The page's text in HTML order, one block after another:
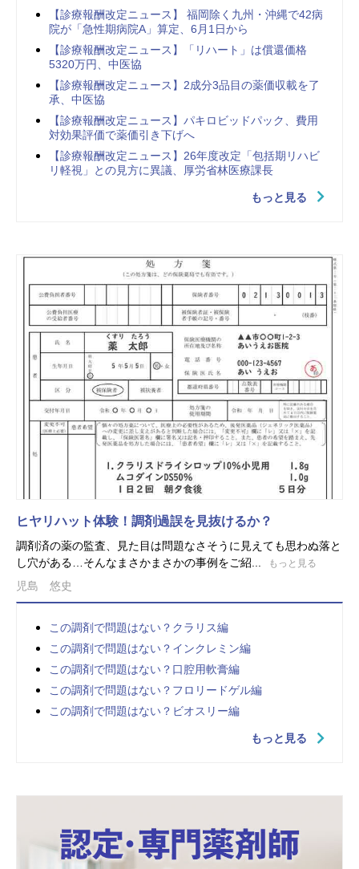
【診療報酬改定ニュース】 福岡除く九州・沖縄で42病
院が「急性期病院A」算定、6月1日から
【診療報酬改定ニュース】「リハート」は償還価格
5320万円、中医協
【診療報酬改定ニュース】2成分3品目の薬価収載を了
承、中医協
【診療報酬改定ニュース】パキロビッドパック、費用
対効果評価で薬価引き下げへ
【診療報酬改定ニュース】26年度改定「包括期リハビ
リ軽視」との見方に異議、厚労省林医療課長
もっと見る
ヒヤリハット体験！調剤過誤を見抜けるか？
調剤済の薬の監査、見た目は問題なさそうに見えても思わぬ落と
し穴がある…そんなまさかまさかの事例をご紹...
もっと見る
児島 悠史
この調剤で問題はない？クラリス編
この調剤で問題はない？インクレミン編
この調剤で問題はない？口腔用軟膏編
この調剤で問題はない？フロリードゲル編
この調剤で問題はない？ビオスリー編
もっと見る